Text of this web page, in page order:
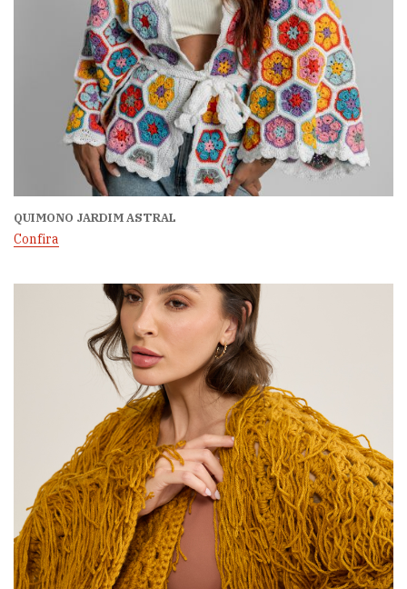
QUIMONO JARDIM ASTRAL
Confira